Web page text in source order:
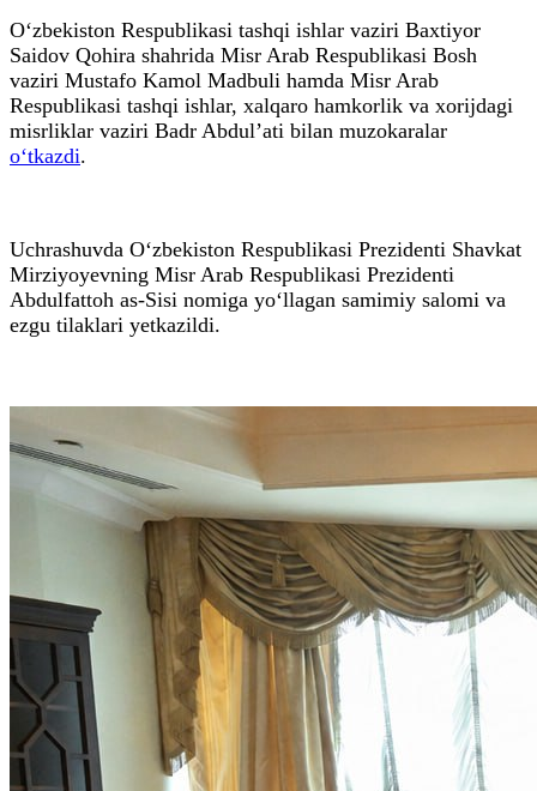
O‘zbekiston Respublikasi tashqi ishlar vaziri Baxtiyor
Saidov Qohira shahrida Misr Arab Respublikasi Bosh
vaziri Mustafo Kamol Madbuli hamda Misr Arab
Respublikasi tashqi ishlar, xalqaro hamkorlik va xorijdagi
misrliklar vaziri Badr Abdul’ati bilan muzokaralar
o‘tkazdi.
Uchrashuvda O‘zbekiston Respublikasi Prezidenti Shavkat
Mirziyoyevning Misr Arab Respublikasi Prezidenti
Abdulfattoh as-Sisi nomiga yo‘llagan samimiy salomi va
ezgu tilaklari yetkazildi.